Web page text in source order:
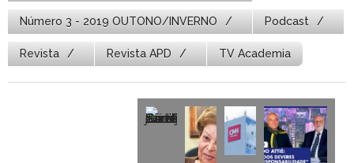
Número 3 - 2019 OUTONO/INVERNO Podcast
Revista Revista APD TV Academia